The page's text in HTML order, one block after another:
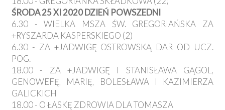
ŚRODA 25 XI 2020 DZIEŃ POWSZEDNI
6.30 - WIELKA MSZA ŚW. GREGORIAŃSKA ZA
+RYSZARDA KASPERSKIEGO (2)
6.30 - ZA +JADWIGĘ OSTROWSKĄ DAR OD UCZ.
POG.
18.00 - ZA +JADWIGĘ I STANISŁAWA GĄGOL,
GENOWEFĘ, MARIĘ, BOLESŁAWA I KAZIMIERZA
GALICKICH
18.00 - O ŁASKĘ ZDROWIA DLA TOMASZA